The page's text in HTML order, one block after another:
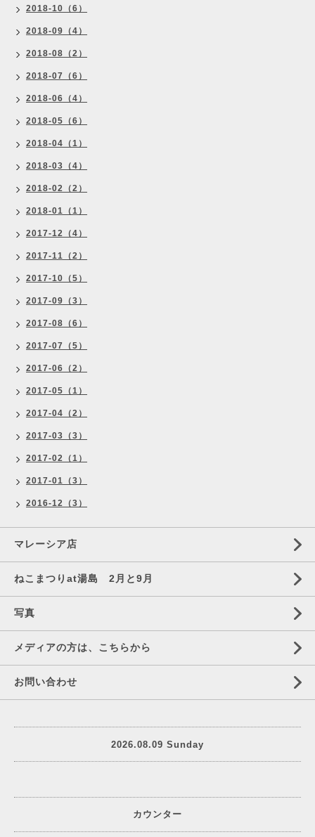
2018-10（6）
2018-09（4）
2018-08（2）
2018-07（6）
2018-06（4）
2018-05（6）
2018-04（1）
2018-03（4）
2018-02（2）
2018-01（1）
2017-12（4）
2017-11（2）
2017-10（5）
2017-09（3）
2017-08（6）
2017-07（5）
2017-06（2）
2017-05（1）
2017-04（2）
2017-03（3）
2017-02（1）
2017-01（3）
2016-12（3）
マレーシア店
ねこまつりat湯島 2月と9月
写真
メディアの方は、こちらから
お問い合わせ
2026.08.09 Sunday
カウンター